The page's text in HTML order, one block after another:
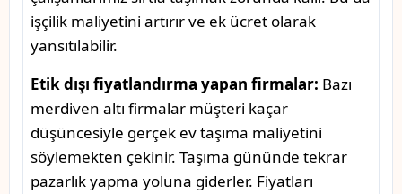
işçilik maliyetini artırır ve ek ücret olarak
yansıtılabilir.
Etik dışı fiyatlandırma yapan firmalar: Bazı
merdiven altı firmalar müşteri kaçar
düşüncesiyle gerçek ev taşıma maliyetini
söylemekten çekinir. Taşıma gününde tekrar
pazarlık yapma yoluna giderler. Fiyatları